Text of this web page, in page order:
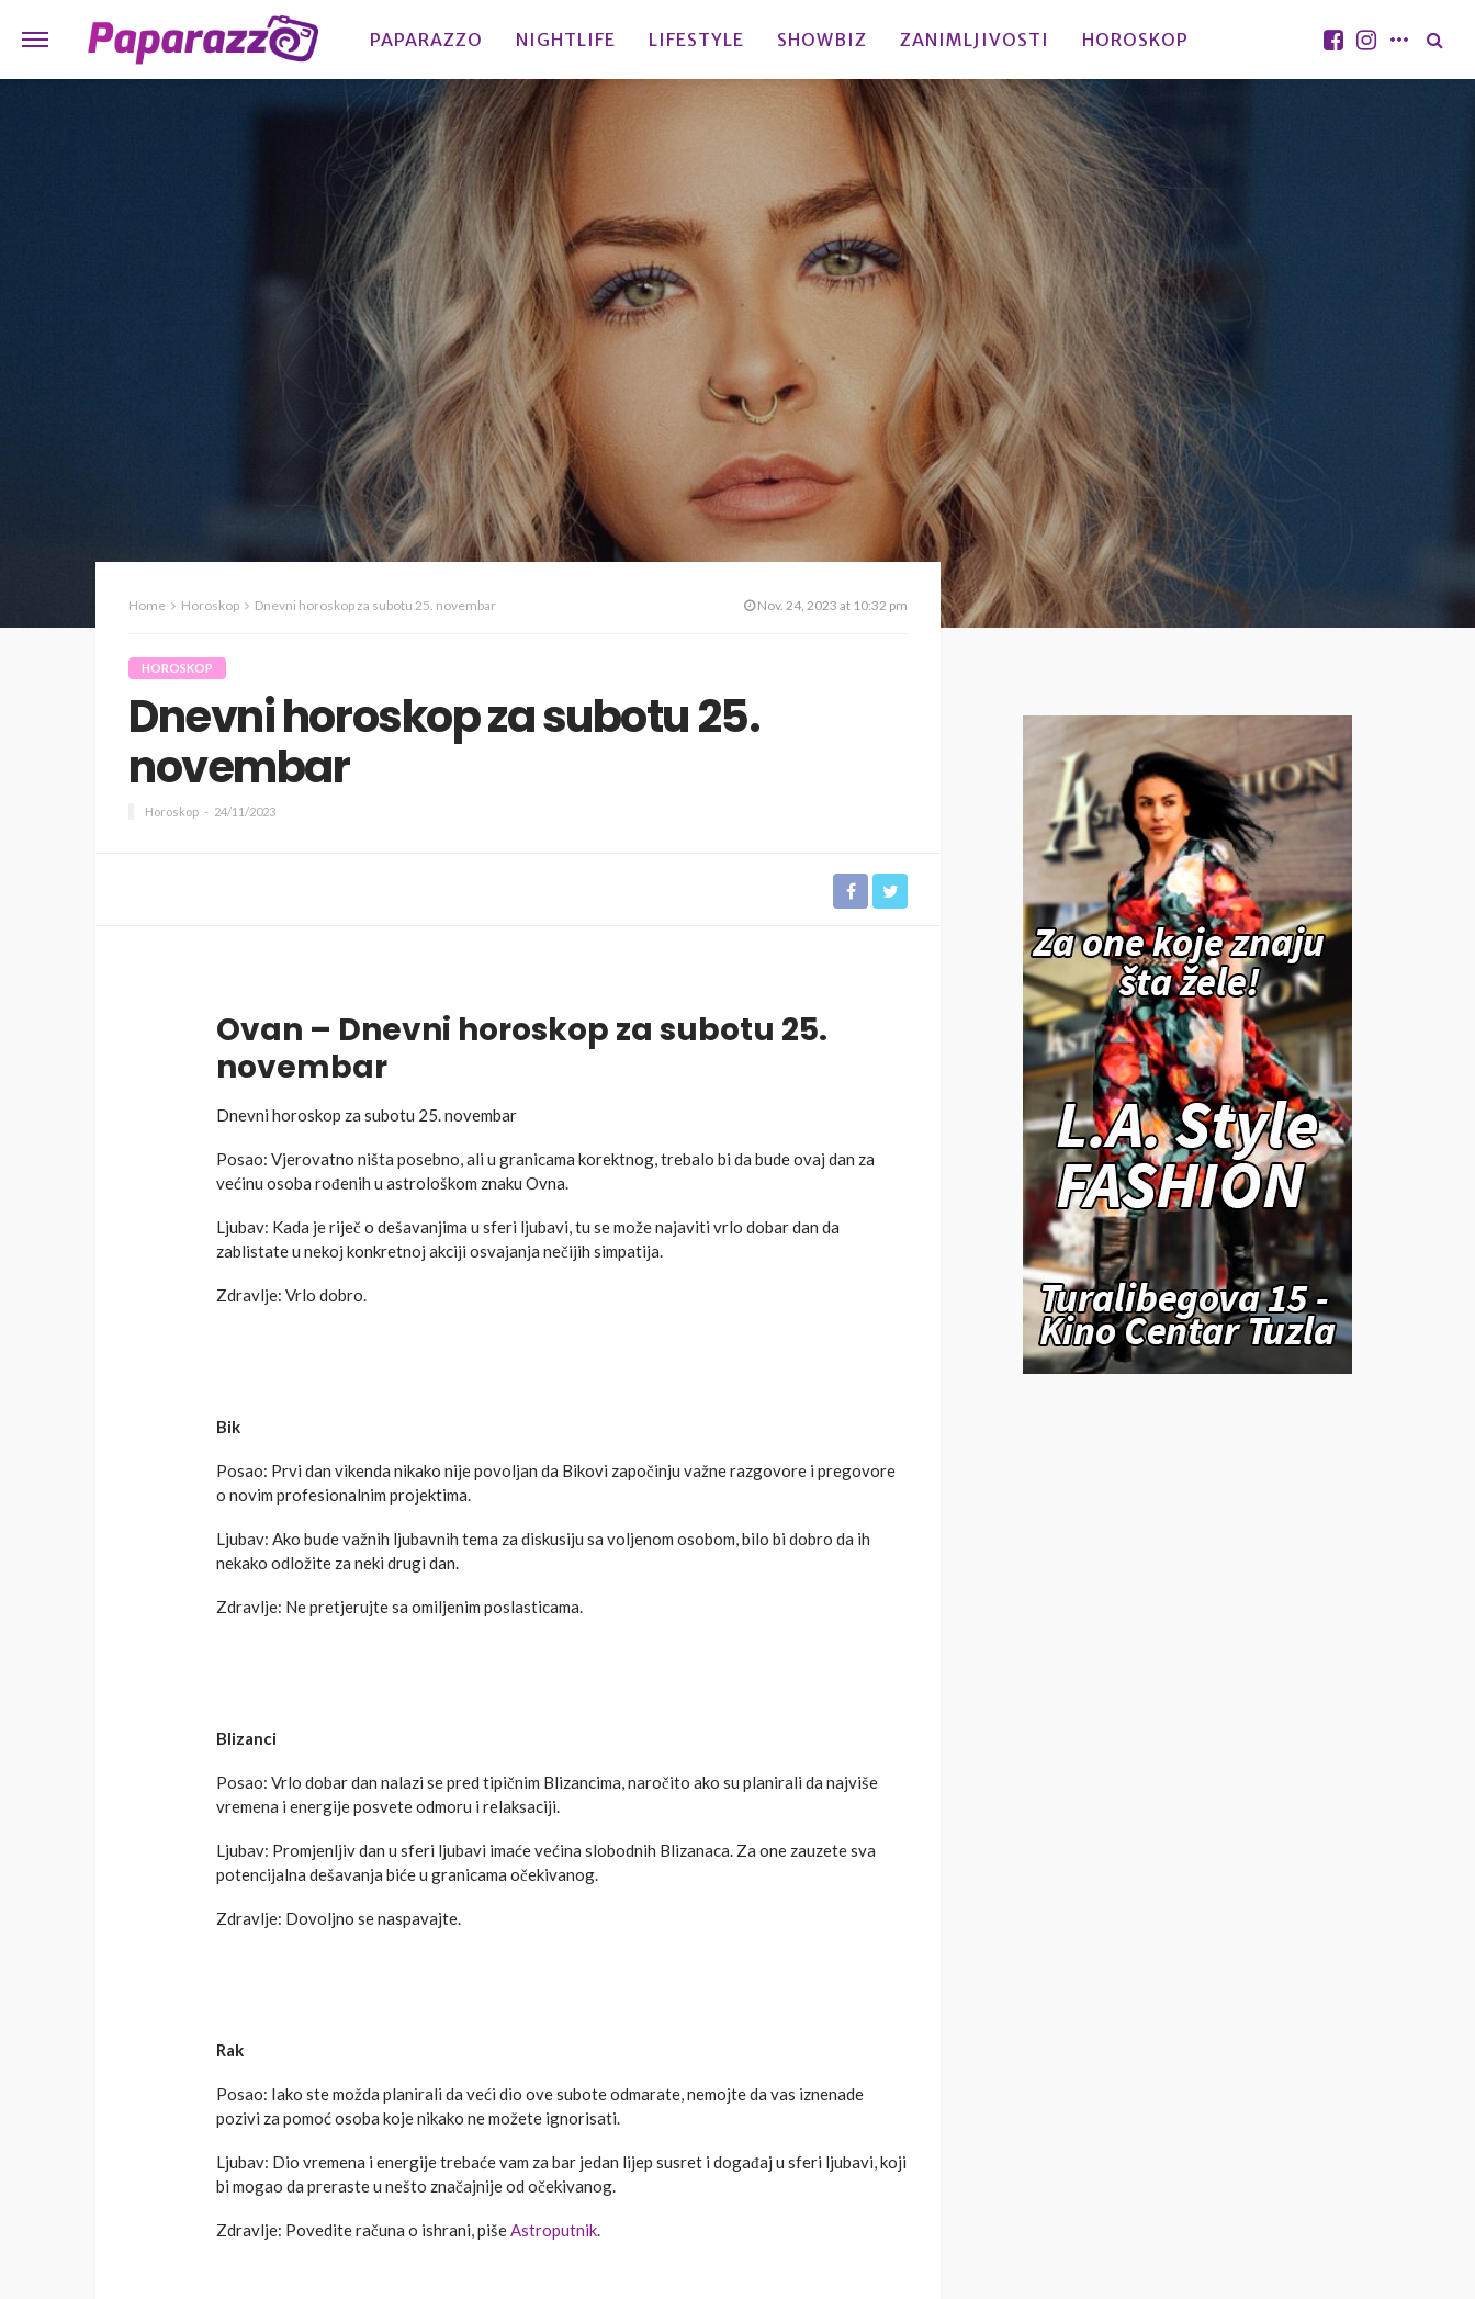
PAPARAZZO NIGHTLIFE LIFESTYLE SHOWBIZ ZANIMLJIVOSTI HOROSKOP
Home Horoskop Dnevni horoskop za subotu 25. novembar Nov. 24, 2023 at 10:32 pm
HOROSKOP
Dnevni horoskop za subotu 25.
novembar
Horoskop 24/11/2023
Ovan – Dnevni horoskop za subotu 25.
novembar
Dnevni horoskop za subotu 25. novembar
Posao: Vjerovatno ništa posebno, ali u granicama korektnog, trebalo bi da bude ovaj dan za
većinu osoba rođenih u astrološkom znaku Ovna.
Ljubav: Kada je riječ o dešavanjima u sferi ljubavi, tu se može najaviti vrlo dobar dan da
zablistate u nekoj konkretnoj akciji osvajanja nečijih simpatija.
Zdravlje: Vrlo dobro.
Bik
Posao: Prvi dan vikenda nikako nije povoljan da Bikovi započinju važne razgovore i pregovore
o novim profesionalnim projektima.
Ljubav: Ako bude važnih ljubavnih tema za diskusiju sa voljenom osobom, bilo bi dobro da ih
nekako odložite za neki drugi dan.
Zdravlje: Ne pretjerujte sa omiljenim poslasticama.
Blizanci
Posao: Vrlo dobar dan nalazi se pred tipičnim Blizancima, naročito ako su planirali da najviše
vremena i energije posvete odmoru i relaksaciji.
Ljubav: Promjenljiv dan u sferi ljubavi imaće većina slobodnih Blizanaca. Za one zauzete sva
potencijalna dešavanja biće u granicama očekivanog.
Zdravlje: Dovoljno se naspavajte.
Rak
Posao: Iako ste možda planirali da veći dio ove subote odmarate, nemojte da vas iznenade
pozivi za pomoć osoba koje nikako ne možete ignorisati.
Ljubav: Dio vremena i energije trebaće vam za bar jedan lijep susret i događaj u sferi ljubavi, koji
bi mogao da preraste u nešto značajnije od očekivanog.
Zdravlje: Povedite računa o ishrani, pišeAstroputnik.